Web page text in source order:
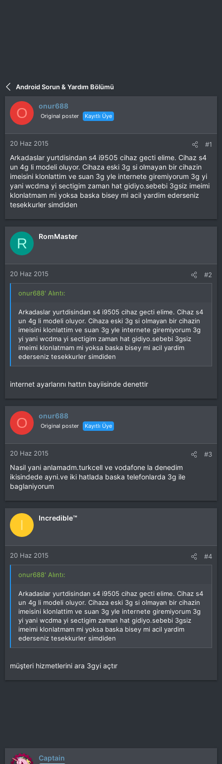
Android Sorun & Yardım Bölümü
O onur688
Original poster Kayıtlı Üye
20 Haz 2015 #1
Arkadaslar yurtdisindan s4 i9505 cihaz gecti elime. Cihaz s4
un 4g li modeli oluyor. Cihaza eski 3g si olmayan bir cihazin
imeisini klonlattim ve suan 3g yle internete giremiyorum 3g yi
yani wcdma yi sectigim zaman hat gidiyo.sebebi 3gsiz imeimi
klonlatmam mi yoksa baska bisey mi acil yardim ederseniz
tesekkurler simdiden
R RomMaster
20 Haz 2015 #2
onur688' Alıntı:
Arkadaslar yurtdisindan s4 i9505 cihaz gecti elime. Cihaz s4
un 4g li modeli oluyor. Cihaza eski 3g si olmayan bir cihazin
imeisini klonlattim ve suan 3g yle internete giremiyorum 3g
yi yani wcdma yi sectigim zaman hat gidiyo.sebebi 3gsiz
imeimi klonlatmam mi yoksa baska bisey mi acil yardim
ederseniz tesekkurler simdiden
internet ayarlarını hattın bayiisinde denettir
O onur688
Original poster Kayıtlı Üye
20 Haz 2015 #3
Nasil yani anlamadm.turkcell ve vodafone la denedim
ikisindede ayni.ve iki hatlada baska telefonlarda 3g ile
baglaniyorum
I Incredible™
20 Haz 2015 #4
onur688' Alıntı:
Arkadaslar yurtdisindan s4 i9505 cihaz gecti elime. Cihaz s4
un 4g li modeli oluyor. Cihaza eski 3g si olmayan bir cihazin
imeisini klonlattim ve suan 3g yle internete giremiyorum 3g
yi yani wcdma yi sectigim zaman hat gidiyo.sebebi 3gsiz
imeimi klonlatmam mi yoksa baska bisey mi acil yardim
ederseniz tesekkurler simdiden
müşteri hizmetlerini ara 3gyi açtır
Captain